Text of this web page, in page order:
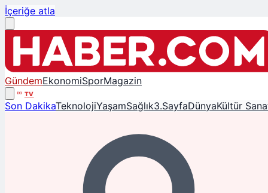
İçeriğe atla
GündemEkonomiSporMagazin
TV
Son DakikaTeknolojiYaşamSağlık3.SayfaDünyaKültür